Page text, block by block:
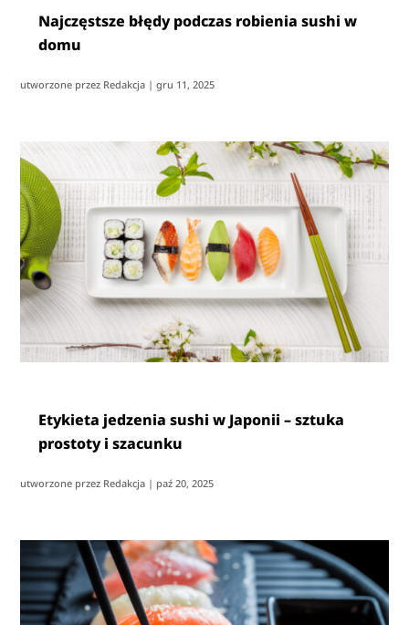
Najczęstsze błędy podczas robienia sushi w
domu
utworzone przez Redakcja |gru 11, 2025
Etykieta jedzenia sushi w Japonii – sztuka
prostoty i szacunku
utworzone przez Redakcja | paź 20, 2025